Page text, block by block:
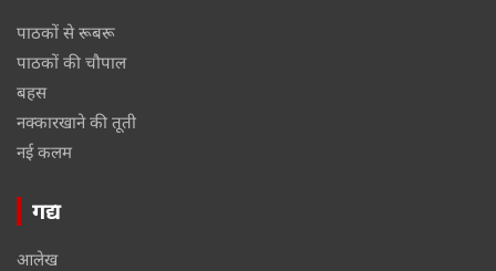
पाठकों से रूबरू
पाठकों की चौपाल
बहस
नक्कारखाने की तूती
नई कलम
गद्य
आलेख